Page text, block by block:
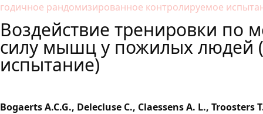
годичное рандомизированное контролируемое
Воздействие тренировки по
силу мышц у пожилых людей
испытание)
Bogaerts A.C.G., Delecluse C., Claessens A. L., Troosters